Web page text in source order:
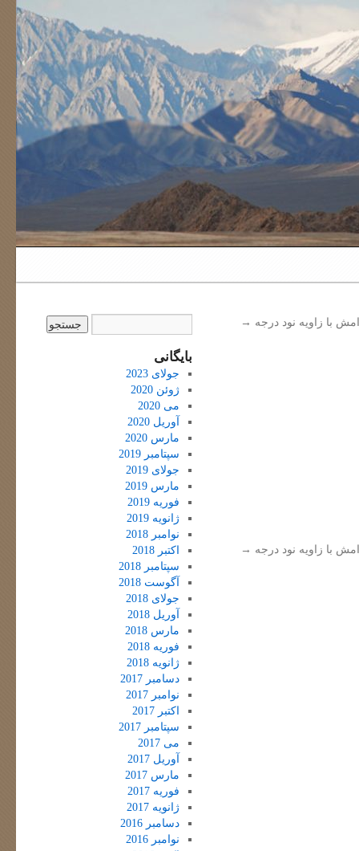
با زاویه نود درجه →
با زاویه نود درجه →
بایگانی
جولای 2023
ژوئن 2020
می 2020
آوریل 2020
مارس 2020
سپتامبر 2019
جولای 2019
مارس 2019
فوریه 2019
ژانویه 2019
نوامبر 2018
اکتبر 2018
سپتامبر 2018
آگوست 2018
جولای 2018
آوریل 2018
مارس 2018
فوریه 2018
ژانویه 2018
دسامبر 2017
نوامبر 2017
اکتبر 2017
سپتامبر 2017
می 2017
آوریل 2017
مارس 2017
فوریه 2017
ژانویه 2017
دسامبر 2016
نوامبر 2016